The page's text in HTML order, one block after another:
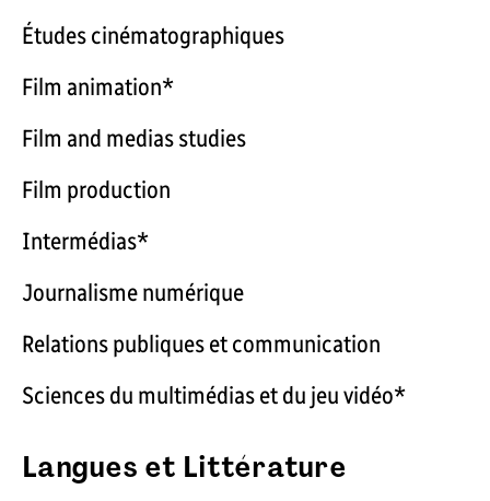
Études cinématographiques
Film animation*
Film and medias studies
Film production
Intermédias*
Journalisme numérique
Relations publiques et communication
Sciences du multimédias et du jeu vidéo*
Langues et Littérature